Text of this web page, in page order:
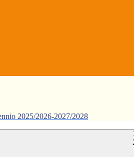
2025/2026-2027/2028